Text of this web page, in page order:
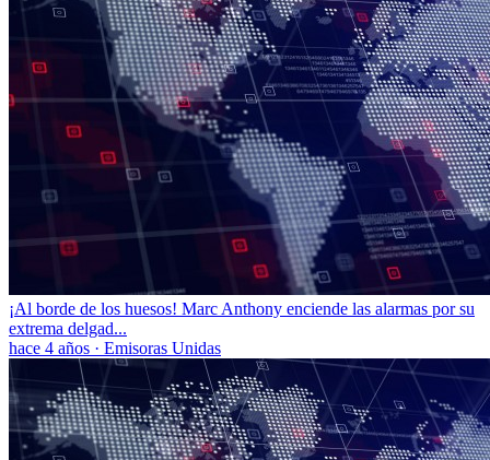
¡Al borde de los huesos! Marc Anthony enciende las alarmas por su
extrema delgad...
hace 4 años · Emisoras Unidas